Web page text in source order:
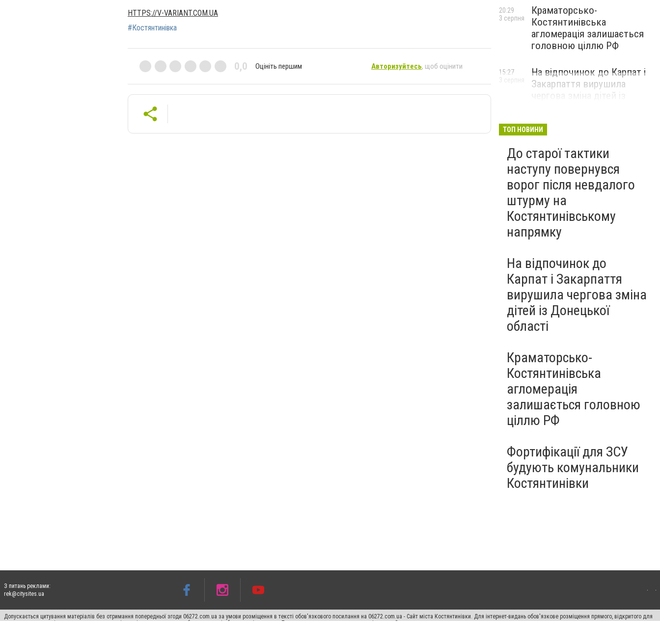
HTTPS://V-VARIANT.COM.UA
#Костянтинівка
0,0 Оцініть першим Авторизуйтесь, щоб оцінити
Краматорсько-
Костянтинівська
агломерація залишається
головною ціллю РФ
20:29
3 серпня
На відпочинок до Карпат і
Закарпаття вирушила
чергова зміна дітей із
15:27
3 серпня
ТОП НОВИНИ
До старої тактики
наступу повернувся
ворог після невдалого
штурму на
Костянтинівському
напрямку
На відпочинок до
Карпат і Закарпаття
вирушила чергова зміна
дітей із Донецької
області
Краматорсько-
Костянтинівська
агломерація
залишається головною
ціллю РФ
Фортифікації для ЗСУ
будують комунальники
Костянтинівки
З питань реклами:
rek@citysites.ua
Допускається цитування матеріалів без отримання попередньої згоди 06272.com.ua за умови розміщення в тексті обов'язкового посилання на 06272.com.ua - Сайт міста Костянтинівки. Для інтернет-видань обов'язкове розміщення прямого, відкритого для
пошукових систем гіперпосилання на цитовані статті не нижче другого абзацу в тексті або в якості джерела. Порушення виняткових прав переслідується Законом.